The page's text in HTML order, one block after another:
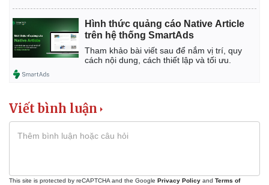
Hình thức quảng cáo Native Article
trên hệ thống SmartAds
Tham khảo bài viết sau để nắm vị trí, quy
cách nội dung, cách thiết lập và tối ưu.
Viết bình luận
This site is protected by reCAPTCHA and the Google Privacy Policy and Terms of